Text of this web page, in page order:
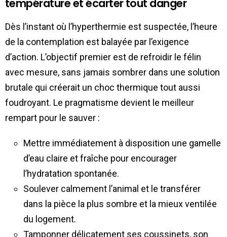
température et écarter tout danger
Dès l’instant où l’hyperthermie est suspectée, l’heure
de la contemplation est balayée par l’exigence
d’action. L’objectif premier est de refroidir le félin
avec mesure, sans jamais sombrer dans une solution
brutale qui créerait un choc thermique tout aussi
foudroyant. Le pragmatisme devient le meilleur
rempart pour le sauver :
Mettre immédiatement à disposition une gamelle
d’eau claire et fraîche pour encourager
l’hydratation spontanée.
Soulever calmement l’animal et le transférer
dans la pièce la plus sombre et la mieux ventilée
du logement.
Tamponner délicatement ses coussinets, son